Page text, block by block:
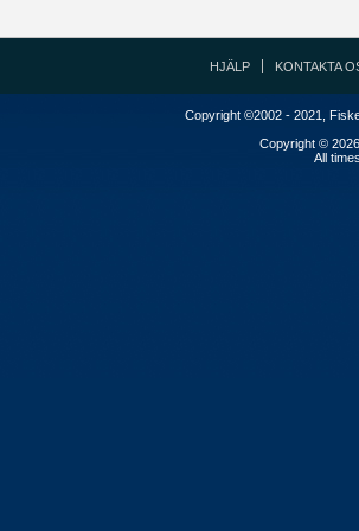
HJÄLP KONTAKTA
Copyright ©2002 - 2021,
Copyright ©
All